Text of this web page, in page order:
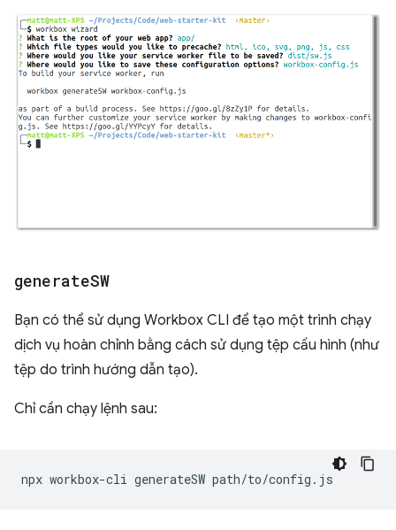
generateSW
Bạn có thể sử dụng Workbox CLI để tạo một trình chạy
dịch vụ hoàn chỉnh bằng cách sử dụng tệp cấu hình (như
tệp do trình hướng dẫn tạo).
Chỉ cần chạy lệnh sau:
npx workbox-cli generateSW